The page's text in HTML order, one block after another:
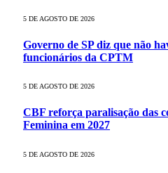
5 DE AGOSTO DE 2026
Governo de SP diz que não
funcionários da CPTM
5 DE AGOSTO DE 2026
CBF reforça paralisação das
Feminina em 2027
5 DE AGOSTO DE 2026